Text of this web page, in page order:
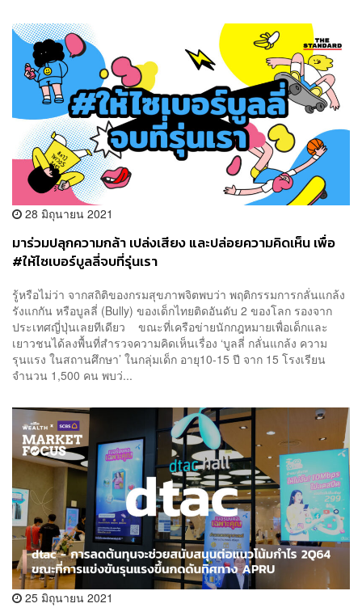
28 มิถุนายน 2021
มาร่วมปลุกความกล้า เปล่งเสียง และปล่อยความคิดเห็น เพื่อ
#ให้ไซเบอร์บูลลี่จบที่รุ่นเรา
รู้หรือไม่ว่า จากสถิติของกรมสุขภาพจิตพบว่า พฤติกรรมการกลั่นแกล้ง
รังแกกัน หรือบูลลี่ (Bully) ของเด็กไทยติดอันดับ 2 ของโลก รองจาก
ประเทศญี่ปุ่นเลยทีเดียว ขณะที่เครือข่ายนักกฎหมายเพื่อเด็กและ
เยาวชนได้ลงพื้นที่สำรวจความคิดเห็นเรื่อง ‘บูลลี่ กลั่นแกล้ง ความ
รุนแรง ในสถานศึกษา’ ในกลุ่มเด็ก อายุ10-15 ปี จาก 15 โรงเรียน
จำนวน 1,500 คน พบว่...
25 มิถุนายน 2021